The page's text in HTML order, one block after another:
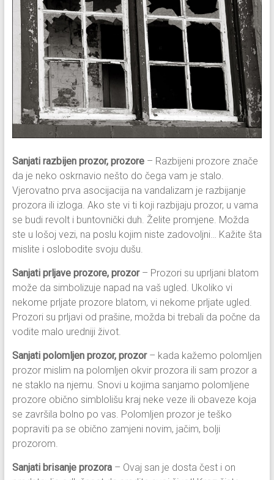
Sanjati razbijen prozor, prozore– Razbijeni prozore znače
da je neko oskrnavio nešto do čega vam je stalo.
Vjerovatno prva asocijacija na vandalizam je razbijanje
prozora ili izloga. Ako ste vi ti koji razbijaju prozor, u vama
se budi revolt i buntovnički duh. Želite promjene. Možda
ste u lošoj vezi, na poslu kojim niste zadovoljni… Kažite šta
mislite i oslobodite svoju dušu.
Sanjati prljave prozore, prozor– Prozori su uprljani blatom
može da simbolizuje napad na vaš ugled. Ukoliko vi
nekome prljate prozore blatom, vi nekome prljate ugled.
Prozori su prljavi od prašine, možda bi trebali da počne da
vodite malo uredniji život.
Sanjati polomljen prozor, prozor – kada kažemo polomljen
prozor mislim na polomljen okvir prozora ili sam prozor a
ne staklo na njemu. Snovi u kojima sanjamo polomljene
prozore obično simblolišu kraj neke veze ili obaveze koja
se završila bolno po vas. Polomljen prozor je teško
popraviti pa se obično zamjeni novim, jačim, bolji
prozorom.
Sanjati brisanje prozora– Ovaj san je dosta čest i on